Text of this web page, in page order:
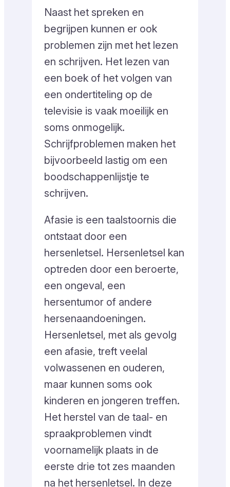
Naast het spreken en
begrijpen kunnen er ook
problemen zijn met het lezen
en schrijven. Het lezen van
een boek of het volgen van
een ondertiteling op de
televisie is vaak moeilijk en
soms onmogelijk.
Schrijfproblemen maken het
bijvoorbeeld lastig om een
boodschappenlijstje te
schrijven.
Afasie is een taalstoornis die
ontstaat door een
hersenletsel. Hersenletsel kan
optreden door een beroerte,
een ongeval, een
hersentumor of andere
hersenaandoeningen.
Hersenletsel, met als gevolg
een afasie, treft veelal
volwassenen en ouderen,
maar kunnen soms ook
kinderen en jongeren treffen.
Het herstel van de taal- en
spraakproblemen vindt
voornamelijk plaats in de
eerste drie tot zes maanden
na het hersenletsel. In deze